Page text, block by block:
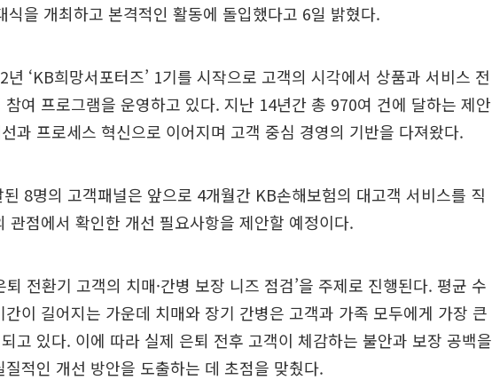
식을 개최하고 본격적인 활동에 돌입했다고 6일 밝혔다.
‘KB희망서포터즈’ 1기를 시작으로 고객의 시각에서 상품과 서비스 전
참여 프로그램을 운영하고 있다. 지난 14년간 총 970여 건에 달하는 제안
과 프로세스 혁신으로 이어지며 고객 중심 경영의 기반을 다져왔다.
8명의 고객패널은 앞으로 4개월간 KB손해보험의 대고객 서비스를 직
관점에서 확인한 개선 필요사항을 제안할 예정이다.
퇴 전환기 고객의 치매·간병 보장 니즈 점검’을 주제로 진행된다. 평균 수
이 길어지는 가운데 치매와 장기 간병은 고객과 가족 모두에게 가장 큰
고 있다. 이에 따라 실제 은퇴 전후 고객이 체감하는 불안과 보장 공백을
적인 개선 방안을 도출하는 데 초점을 맞췄다.